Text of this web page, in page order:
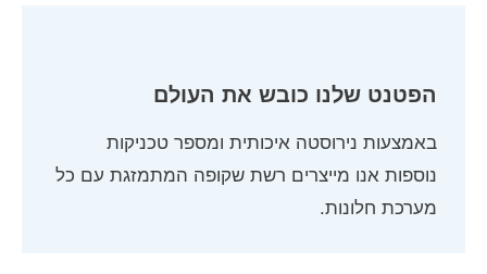
הפטנט שלנו כובש את העולם
באמצעות נירוסטה איכותית ומספר טכניקות
נוספות אנו מייצרים רשת שקופה המתמזגת עם כל
מערכת חלונות.